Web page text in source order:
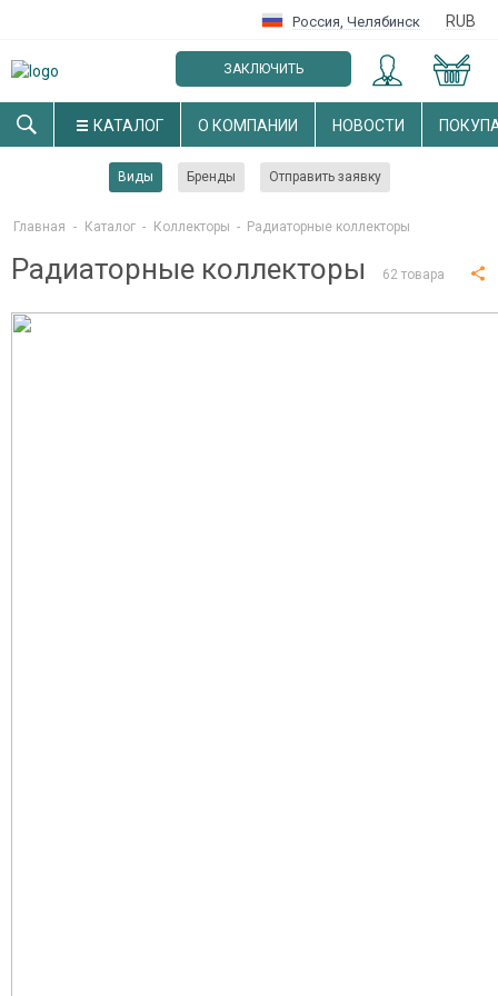
Россия, Челябинск RUB
ЗАКЛЮЧИТЬ
ОПТОВЫЙ ДОГОВОР
КАТАЛОГ О КОМПАНИИ НОВОСТИ
Виды Бренды Отправить заявку
Главная - Каталог - Коллекторы - Радиаторные коллекторы
Радиаторные коллекторы 62 товара